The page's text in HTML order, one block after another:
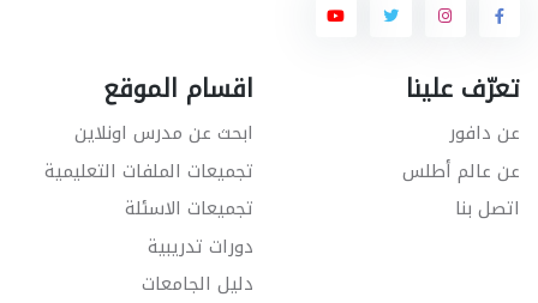
تعرّف علينا
عن دافور
عن عالم أطلس
اتصل بنا
اقسام الموقع
ابحث عن مدرس اونلاين
تجميعات الملفات التعليمية
تجميعات الاسئلة
دورات تدريبية
دليل الجامعات